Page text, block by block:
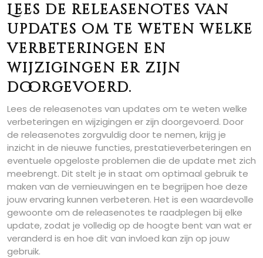
Lees de releasenotes van
updates om te weten welke
verbeteringen en
wijzigingen er zijn
doorgevoerd.
Lees de releasenotes van updates om te weten welke
verbeteringen en wijzigingen er zijn doorgevoerd. Door
de releasenotes zorgvuldig door te nemen, krijg je
inzicht in de nieuwe functies, prestatieverbeteringen en
eventuele opgeloste problemen die de update met zich
meebrengt. Dit stelt je in staat om optimaal gebruik te
maken van de vernieuwingen en te begrijpen hoe deze
jouw ervaring kunnen verbeteren. Het is een waardevolle
gewoonte om de releasenotes te raadplegen bij elke
update, zodat je volledig op de hoogte bent van wat er
veranderd is en hoe dit van invloed kan zijn op jouw
gebruik.